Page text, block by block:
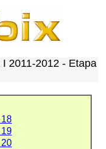
I 2011-2012 - Etapa